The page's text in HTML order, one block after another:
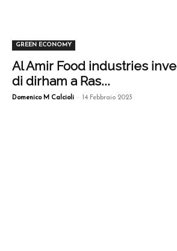
GREEN ECONOMY
Al Amir Food industries
di dirham a Ras...
Domenico M Calcioli - 14 Febbraio 2023